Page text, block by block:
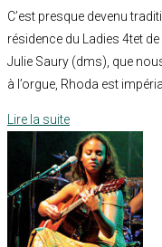
C’est presque devenu
résidence du Ladies 4tet
Julie Saury (dms), que
à l’orgue, Rhoda est
Lire la suite